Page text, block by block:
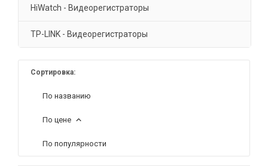
HiWatch - Видеорегистраторы
TP-LINK - Видеорегистраторы
Сортировка:
По названию
По цене
По популярности